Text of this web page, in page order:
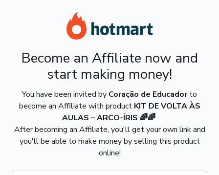
Become an Affiliate now and
start making money!
You have been invited by Coração de Educadorto
become an Affiliate with product KIT DE VOLTA ÀS
AULAS – ARCO-ÍRIS 🌈🌈.
After becoming an Affiliate, you'll get your own link and
you'll be able to make money by selling this product
online!